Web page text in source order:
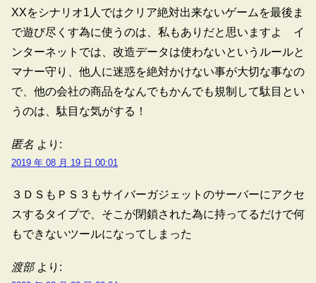
XXをシナリオ1人ではクリア絶対出来ないゲームを最後ま
で遊び尽くす為に使うのは、私もありだと思いますよ イ
ンターネットでは、改造データは使わないというルールと
マナー守り、他人に迷惑を絶対かけない事が大切な事なの
で、他の会社の商品をなんでもかんでも規制して駄目とい
うのは、駄目な気がする！
匿名 より:
2019 年 08 月 19 日 00:01
３ＤＳもＰＳ３もサイバーガジェットのサーバーにアクセ
スするタイプで、そこが閉鎖された為に持ってるだけで何
もできないツールになってしまった
渡部 より: